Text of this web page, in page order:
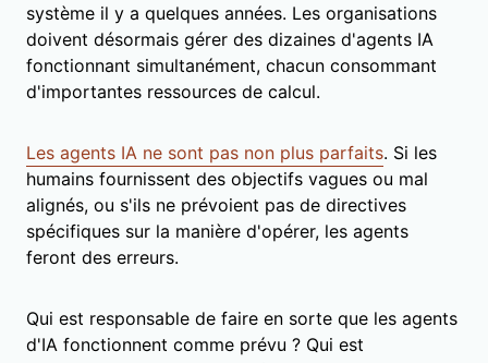
système il y a quelques années. Les organisations
doivent désormais gérer des dizaines d'agents IA
fonctionnant simultanément, chacun consommant
d'importantes ressources de calcul.
Les agents IA ne sont pas non plus parfaits. Si les
humains fournissent des objectifs vagues ou mal
alignés, ou s'ils ne prévoient pas de directives
spécifiques sur la manière d'opérer, les agents
feront des erreurs.
Qui est responsable de faire en sorte que les agents
d'IA fonctionnent comme prévu ? Qui est